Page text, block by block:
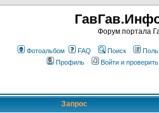
Форум портала
Фотоальбом FAQ Поиск
Профиль
Войти и
Запрос